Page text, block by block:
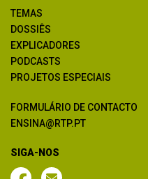
TEMAS
DOSSIÊS
EXPLICADORES
PODCASTS
PROJETOS ESPECIAIS
FORMULÁRIO DE CONTACTO
ENSINA@RTP.PT
SIGA-NOS